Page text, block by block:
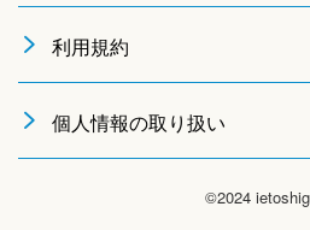
利用規約
個人情報の取り扱い
©2024